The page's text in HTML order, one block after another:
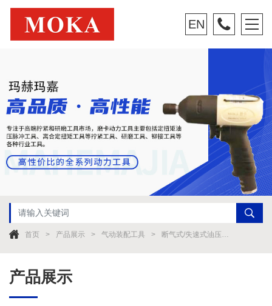
EN
首页 产品展示 气动装配工具 断气式/失速式油压脉冲扳手
产品展示